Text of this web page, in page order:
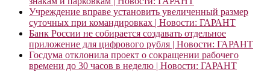
Учреждение вправе установить увеличенный размер
суточных при командировках | Новости: ГАРАНТ
Банк России не собирается создавать отдельное
приложение для цифрового рубля | Новости: ГАРАНТ
Госдума отклонила проект о сокращении рабочего
времени до 30 часов в неделю | Новости: ГАРАНТ